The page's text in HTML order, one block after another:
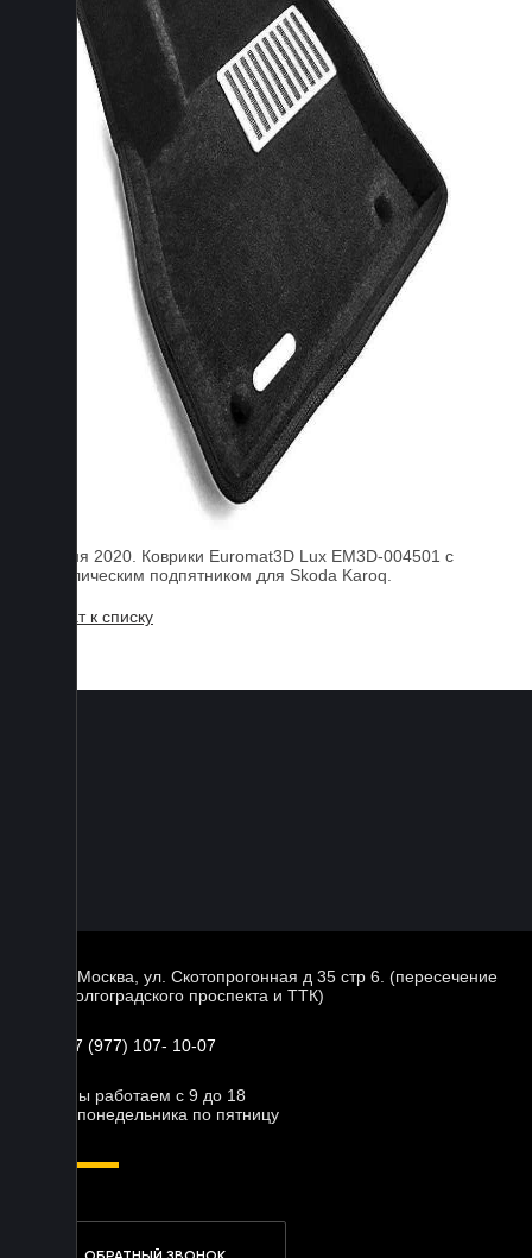
10 июня 2020. Коврики Euromat3D Lux EM3D-004501 с
металлическим подпятником для Skoda Karoq.
Возврат к списку
г. Москва, ул. Скотопрогонная д 35 стр 6. (пересечение
Волгоградского проспекта и ТТК)
+7 (977) 107- 10-07
Мы работаем с 9 до 18
с понедельника по пятницу